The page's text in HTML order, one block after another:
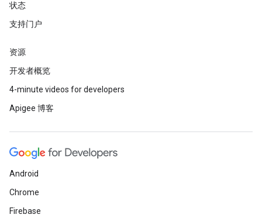
状态
支持门户
资源
开发者概览
4-minute videos for developers
Apigee 博客
Android
Chrome
Firebase